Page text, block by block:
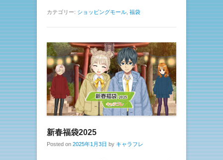
カテゴリー: ショッピングモール 福袋
新春福袋2025
Posted on 2025年1月3日 by キャラフレ